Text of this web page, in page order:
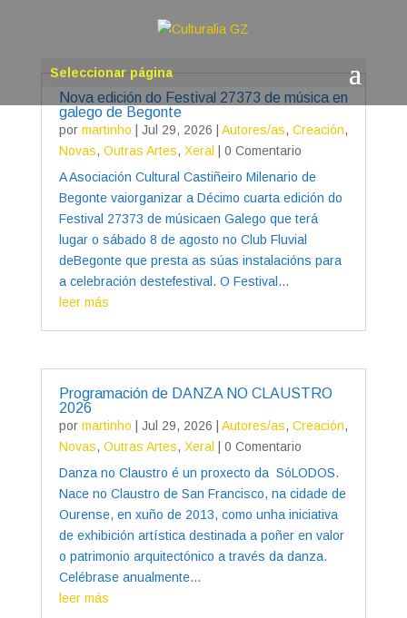
Seleccionar página
Nova edición do Festival 27373 de música en
galego de Begonte
por martinho Jul 29, 2026 Autores/as, Creación,
Novas, Outras Artes, Xeral
| 0 Comentario
A Asociación Cultural Castiñeiro Milenario de
Begonte vaiorganizar a Décimo cuarta edición do
Festival 27373 de músicaen Galego que terá
lugar o sábado 8 de agosto no Club Fluvial
deBegonte que presta as súas instalacións para
a celebración destefestival. O Festival...
leer más
Programación de DANZA NO CLAUSTRO
2026
por martinho Jul 29, 2026 Autores/as, Creación,
Novas, Outras Artes, Xeral
| 0 Comentario
Danza no Claustro é un proxecto da SóLODOS.
Nace no Claustro de San Francisco, na cidade de
Ourense, en xuño de 2013, como unha iniciativa
de exhibición artística destinada a poñer en valor
o patrimonio arquitectónico a través da danza.
Celébrase anualmente...
leer más